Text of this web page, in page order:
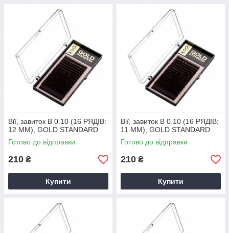
Вії, завиток B 0.10 (16 РЯДІВ:
12 ММ), GOLD STANDARD
Готово до відправки
210 ₴
Купити
Вії, завиток B 0.10 (16 РЯДІВ:
11 ММ), GOLD STANDARD
Готово до відправки
210 ₴
Купити